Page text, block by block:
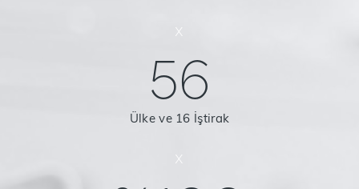
x
56
Ülke ve 16 İştirak
x